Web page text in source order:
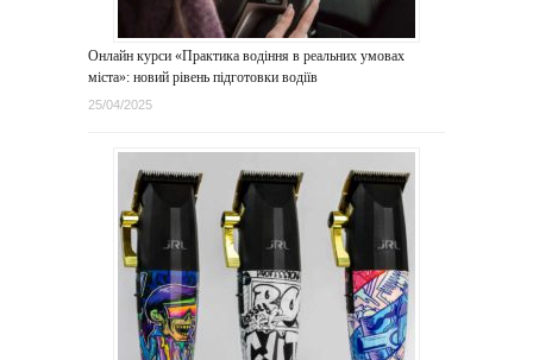
Онлайн курси «Практика водіння в реальних умовах
міста»: новий рівень підготовки водіїв
25/04/2025